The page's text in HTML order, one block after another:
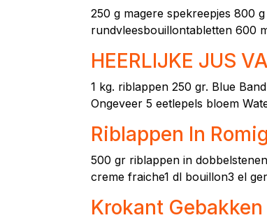
250 g magere spekreepjes 800
rundvleesbouillontabletten 600
HEERLIJKE JUS
1 kg. riblappen 250 gr. Blue
Ongeveer 5 eetlepels bloem
Riblappen In
500 gr riblappen in
creme fraiche1 dl bouillon3 el
Krokant